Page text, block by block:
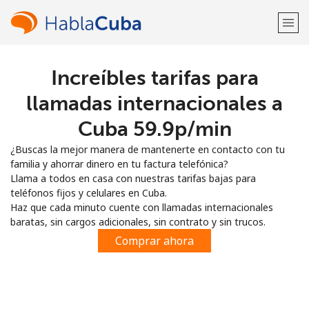
¡Bienvenido!
Regístrate con
o
Increíbles tarifas para
llamadas internacionales a
Cuba ⁦59.9p⁩/min
¿Buscas la mejor manera de mantenerte en contacto con tu
familia y ahorrar dinero en tu factura telefónica?
Llama a todos en casa con nuestras tarifas bajas para
teléfonos fijos y celulares en Cuba.
Haz que cada minuto cuente con llamadas internacionales
baratas, sin cargos adicionales, sin contrato y sin trucos.
Comprar ahora